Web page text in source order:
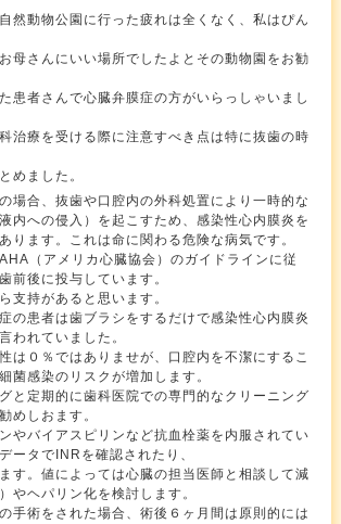
然動物公園に行った疲れは全くなく、私はぴん
母さんにいい場所でしたよとその動物園をお勧
患者さんで心臓弁膜症の方がいらっしゃいまし
治療を受ける際に注意すべき点は特に抜歯の時
めました。
場合、抜歯や口腔内の外科処置により一時的な
内への侵入）を起こすため、感染性心内膜炎を
ります。これは命に関わる危険な病気です。
（アメリカ心臓協会）のガイドラインに従
前後に投与しています。
支持があると思います。
の患者は歯ブラシをするだけで感染性心内膜炎
われていました。
は０％ではありませが、口腔内を不潔にするこ
菌感染のリスクが増加します。
と定期的に歯科医院での専門的なクリーニング
めしおます。
やバイアスピリンなど抗血栓薬を内服されてい
ータでINRを確認されたり、
す。値によっては心臓の担当医師と相談して減
やヘパリン化を検討します。
手術をされた場合、術後６ヶ月間は原則的には